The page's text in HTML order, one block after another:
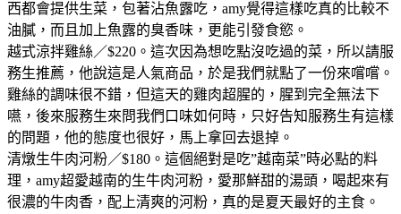
西都會提供生菜，包著沾魚露吃，amy覺得這樣吃真的比較不
油膩，而且加上魚露的臭香味，更能引發食慾。
越式涼拌雞絲／$220。這次因為想吃點沒吃過的菜，所以請服
務生推薦，他說這是人氣商品，於是我們就點了一份來嚐嚐。
雞絲的調味很不錯，但這天的雞肉超腥的，腥到完全無法下
嚥，後來服務生來問我們口味如何時，只好告知服務生有這樣
的問題，他的態度也很好，馬上拿回去退掉。
清燉生牛肉河粉／$180。這個絕對是吃”越南菜”時必點的料
理，amy超愛越南的生牛肉河粉，愛那鮮甜的湯頭，喝起來有
很濃的牛肉香，配上清爽的河粉，真的是夏天最好的主食。